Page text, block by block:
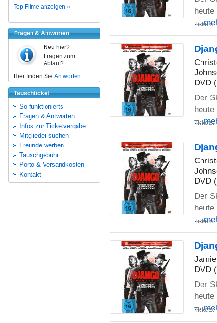
Top Filme anzeigen »
Fragen & Antworten
Neu hier?
Fragen zum
Ablauf?
Hier finden Sie Antworten
Tauschticket
So funktionierts
Fragen & Antworten
Infos zur Ticketvergabe
Mitglieder suchen
Freunde werben
Tauschgebühr
Porto & Versandkosten
Kontakt
heute
...
Tickets:
DVD
Der
heute
...
Tickets:
DVD
Der
heute
...
Tickets:
DVD
Der
heute
...
Tickets: